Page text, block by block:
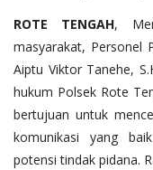
ROTE TENGAH,
masyarakat, Personel
Aiptu Viktor Tanehe,
hukum Polsek Rote
bertujuan untuk
komunikasi yang
potensi tindak pidana.